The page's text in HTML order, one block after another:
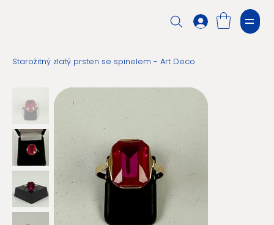
Starožitný zlatý prsten se spinelem - Art Deco